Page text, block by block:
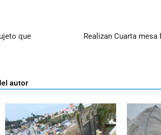
que
Realizan Cuarta mesa
autor